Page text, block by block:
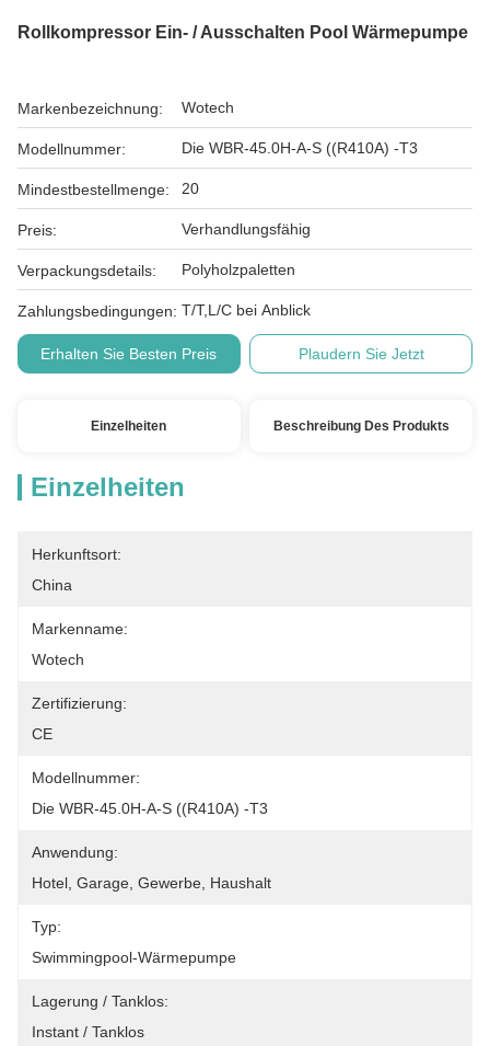
Rollkompressor Ein- / Ausschalten Pool Wärmepumpe
Markenbezeichnung: Wotech
Modellnummer: Die WBR-45.0H-A-S ((R410A) -T3
Mindestbestellmenge: 20
Preis: Verhandlungsfähig
Verpackungsdetails: Polyholzpaletten
Zahlungsbedingungen: T/T,L/C bei Anblick
Erhalten Sie Besten Preis Plaudern Sie Jetzt
Einzelheiten Beschreibung Des Produkts
Einzelheiten
Herkunftsort:
China
Markenname:
Wotech
Zertifizierung:
CE
Modellnummer:
Die WBR-45.0H-A-S ((R410A) -T3
Anwendung:
Hotel, Garage, Gewerbe, Haushalt
Typ:
Swimmingpool-Wärmepumpe
Lagerung / Tanklos:
Instant / Tanklos